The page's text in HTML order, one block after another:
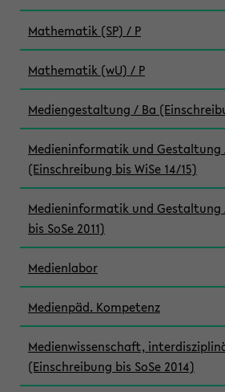
Mathematik (SP) / P
Mathematik (wU) / P
Mediengestaltung / Ba
Medieninformatik und Gestaltung
(Einschreibung bis WiSe 14/15)
Medieninformatik und Gestaltung
bis SoSe 2011)
Medienlabor
Medienpäd. Kompetenz
Medienwissenschaft,
(Einschreibung bis SoSe 2014)